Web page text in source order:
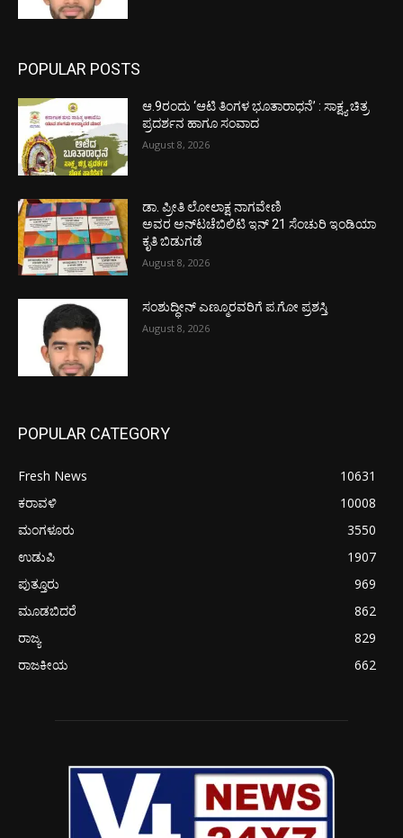
POPULAR POSTS
ಆ.9ರಂದು ‘ಆಟಿ ತಿಂಗಳ ಭೂತಾರಾಧನೆ’ : ಸಾಕ್ಷ್ಯ ಚಿತ್ರ
ಪ್ರದರ್ಶನ ಹಾಗೂ ಸಂವಾದ
August 8, 2026
ಡಾ. ಪ್ರೀತಿ ಲೋಲಾಕ್ಷ ನಾಗವೇಣಿ
ಅವರ ಅನ್‌ಟಚೆಬಿಲಿಟಿ ಇನ್ 21 ಸೆಂಚುರಿ ಇಂಡಿಯಾ
ಕೃತಿ ಬಿಡುಗಡೆ
August 8, 2026
ಸಂಶುದ್ಧೀನ್ ಎಣ್ಮೂರವರಿಗೆ ಪ.ಗೋ ಪ್ರಶಸ್ತಿ
August 8, 2026
POPULAR CATEGORY
Fresh News
10631
ಕರಾವಳಿ
10008
ಮಂಗಳೂರು
3550
ಉಡುಪಿ
1907
ಪುತ್ತೂರು
969
ಮೂಡಬಿದರೆ
862
ರಾಜ್ಯ
829
ರಾಜಕೀಯ
662